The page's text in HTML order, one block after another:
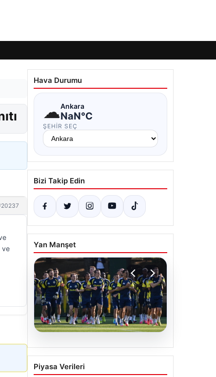
ve
Hava Durumu
☁Ankara
NaN°C
ŞEHIR SEÇ
Bizi Takip Edin
Yan Manşet
05.08.2026
Fenerbahçe’nin Avrupa
kadrosunda Sturm Graz
Piyasa Verileri